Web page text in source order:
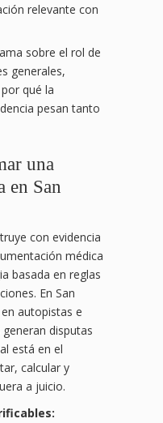
relevante con
sobre el rol de
generales,
qué la
pesan tanto
una
en San
con evidencia
médica
basada en reglas
En San
autopistas e
disputas
está en el
calcular y
a juicio.